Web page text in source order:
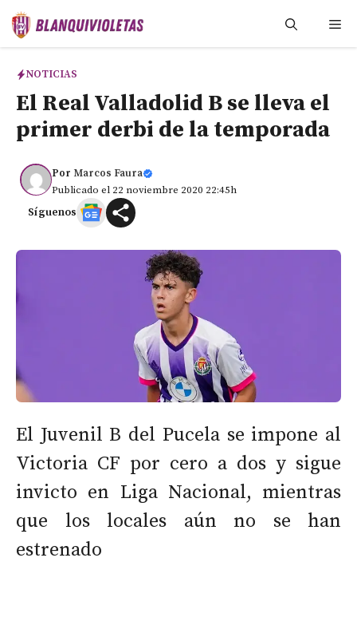
Saltar
NOTICIAS
El Real Valladolid B se lleva el
primer derbi de la temporada
Por Marcos Faura
Publicado el 22 noviembre 2020 22:45h
Síguenos
El Juvenil B del Pucela se impone al
Victoria CF por cero a dos y sigue
invicto en Liga Nacional, mientras
que los locales aún no se han
estrenado